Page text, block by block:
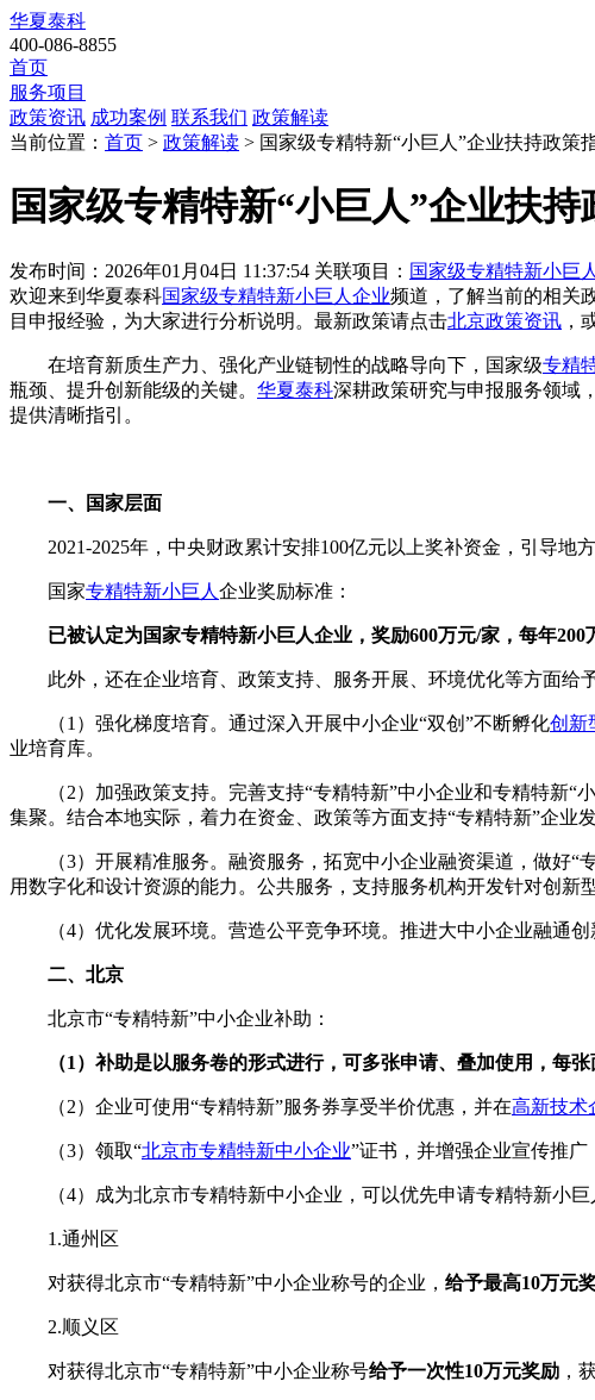
华夏泰科
400-086-8855
首页
服务项目
政策资讯 成功案例 联系我们 政策解读
当前位置： 首页 > 政策解读 > 国家级专精特新“小巨人”企业扶持政策
国家级专精特新“小巨人”企业扶持
发布时间：2026年01月04日 11:37:54 关联项目： 国家级专精特新小巨
欢迎来到华夏泰科国家级专精特新小巨人企业频道，了解当前的相关
目申报经验，为大家进行分析说明。最新政策请点击北京政策资讯 ，
在培育新质生产力、强化产业链韧性的战略导向下，国家级专精
瓶颈、提升创新能级的关键。 华夏泰科深耕政策研究与申报服务领域
提供清晰指引。
一、国家层面
2021-2025年，中央财政累计安排100亿元以上奖补资金，引导地
国家专精特新小巨人 企业奖励标准：
已被认定为国家专精特新小巨人企业，奖励600万元/家，每年200
此外，还在企业培育、政策支持、服务开展、环境优化等方面给予
（1）强化梯度培育。通过深入开展中小企业“双创”不断孵化创新
业培育库。
（2）加强政策支持。完善支持“专精特新”中小企业和专精特新“
集聚。结合本地实际，着力在资金、政策等方面支持“专精特新”企业发
（3）开展精准服务。融资服务，拓宽中小企业融资渠道，做好“
用数字化和设计资源的能力。公共服务，支持服务机构开发针对创新
（4）优化发展环境。营造公平竞争环境。推进大中小企业融通创
二、北京
北京市“专精特新”中小企业补助：
（1）补助是以服务卷的形式进行，可多张申请、叠加使用，每
（2）企业可使用“专精特新”服务券享受半价优惠，并在高新技术
（3）领取“北京市专精特新中小企业”证书，并增强企业宣传推广
（4）成为北京市专精特新中小企业，可以优先申请专精特新小巨
1.通州区
对获得北京市“专精特新”中小企业称号的企业， 给予最高10万元
2.顺义区
对获得北京市“专精特新”中小企业称号给予一次性10万元奖励 ，